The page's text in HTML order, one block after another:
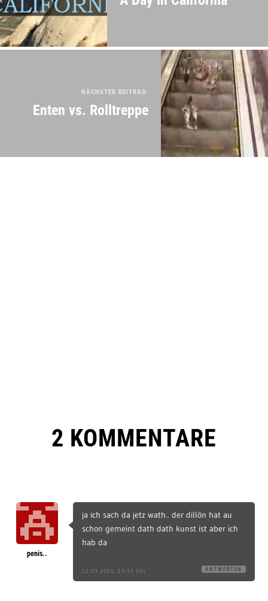
NÄCHSTER BEITRAG:
Enten vs. Rolltreppe
2 KOMMENTARE
penis..
ja ich sach da jetz wath.. der dillön hat au
schon gemeint dath dath kunst ist aber ich
hab da
12.03.2014, 10:33 Uhr ANTWORTEN